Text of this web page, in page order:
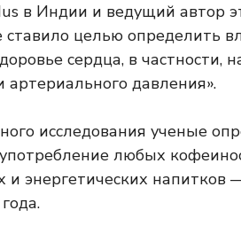
в Индии и ведущий автор
ставило целью определить
сердца, в частности,
давления».
исследования ученые
любых
и энергетических